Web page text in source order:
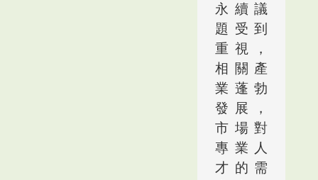
永續議
題受到
重視，
相關產
業蓬勃
發展，
市場對
專業人
才的需